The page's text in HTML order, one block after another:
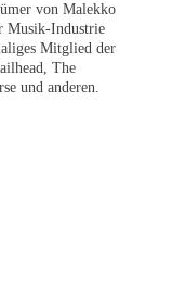
von Malekko
Musik-Industrie
Mitglied der
The
und anderen.